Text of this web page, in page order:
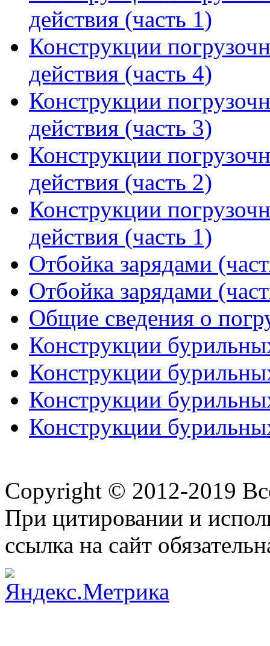
действия (часть 1)
Конструкции
действия (часть 4)
Конструкции
действия (часть 3)
Конструкции
действия (часть 2)
Конструкции
действия (часть 1)
Отбойка зарядами
Отбойка зарядами
Общие сведения о
Конструкции
Конструкции
Конструкции
Конструкции
Copyright © 2012-2019
При цитировании и
ссылка на сайт